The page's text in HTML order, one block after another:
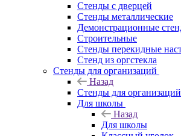
Стенды с дверцей
Стенды металлические
Демонстрационные
Строительные
Стенды перекидные
Стенд из оргстекла
Стенды для организаций
Назад
Стенды для организаций
Для школы
Назад
Для школы